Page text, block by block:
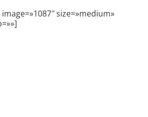
size=»medium»